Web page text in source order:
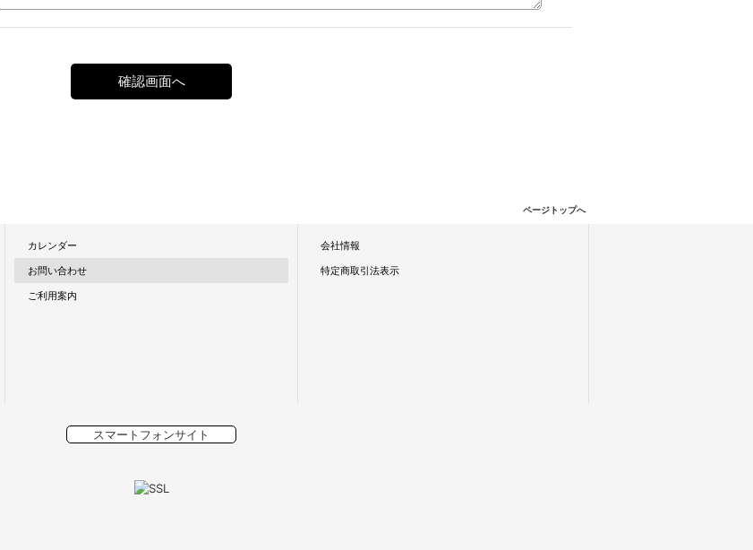
ページトップへ
カレンダー
お問い合わせ
ご利用案内
会社情報
特定商取引法表示
スマートフォンサイト